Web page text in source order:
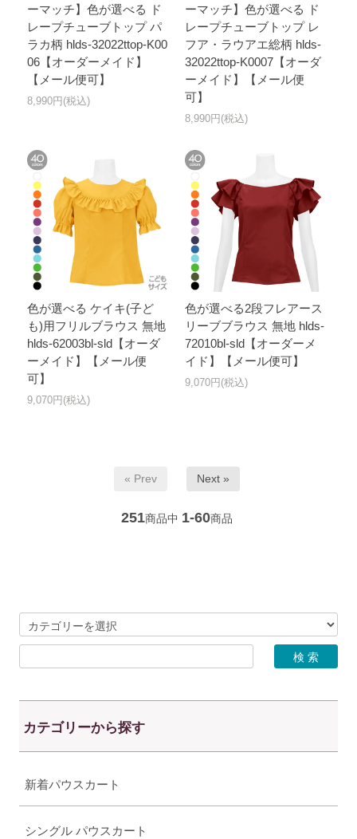
ーマッチ】色が選べる ド
レープチューブトップ パ
ラカ柄 hlds-32022ttop-K00
06【オーダーメイド】
【メール便可】
8,990円(税込)
ーマッチ】色が選べる ド
レープチューブトップ レ
フア・ラウアエ総柄 hlds-
32022ttop-K0007【オーダ
ーメイド】【メール便
可】
8,990円(税込)
色が選べる ケイキ(子ど
も)用フリルブラウス 無地
hlds-62003bl-sld【オーダ
ーメイド】【メール便
可】
9,070円(税込)
色が選べる2段フレアース
リーブブラウス 無地 hlds-
72010bl-sld【オーダーメ
イド】【メール便可】
9,070円(税込)
« Prev Next »
251商品中 1-60商品
カテゴリーから探す
新着パウスカート
シングル パウスカート